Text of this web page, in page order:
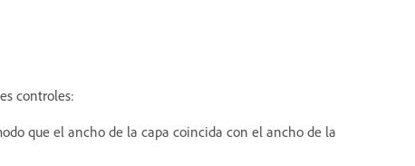
controles:
que el ancho de la capa coincida con el ancho de la